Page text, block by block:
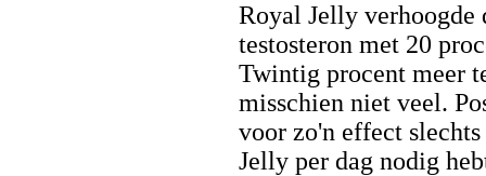
Royal Jelly verhoogde
testosteron met 20
Twintig procent meer
misschien niet veel.
voor zo'n effect
Jelly per dag nodig